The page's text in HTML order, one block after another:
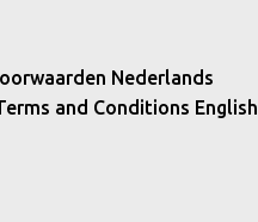
Nederlands
and Conditions English